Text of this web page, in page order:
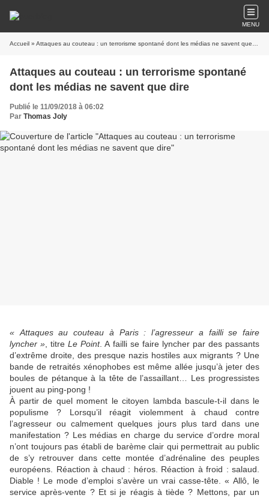
MENU
Accueil » Attaques au couteau : un terrorisme spontané dont les médias ne savent que dire
Attaques au couteau : un terrorisme spontané
dont les médias ne savent que dire
Publié le 11/09/2018 à 06:02
Par Thomas Joly
« Attaques au couteau à Paris : l’agresseur a failli se faire
lyncher » , titreLe Point. A failli se faire lyncher par des passants
d’extrême droite, des presque nazis hostiles aux migrants ? Une
bande de retraités xénophobes est même allée jusqu’à jeter des
boules de pétanque à la tête de l’assaillant… Les progressistes
jouent au ping-pong !
À partir de quel moment le citoyen lambda bascule-t-il dans le
populisme ? Lorsqu’il réagit violemment à chaud contre
l’agresseur ou calmement quelques jours plus tard dans une
manifestation ? Les médias en charge du service d’ordre moral
n’ont toujours pas établi de barème clair qui permettrait au public
de s’y retrouver dans cette montée d’adrénaline des peuples
européens. Réaction à chaud : héros. Réaction à froid : salaud.
Diable ! Le mode d’emploi s’avère un vrai casse-tête. « Allô, le
service après-vente ? Et si je réagis à tiède ? Mettons, par un